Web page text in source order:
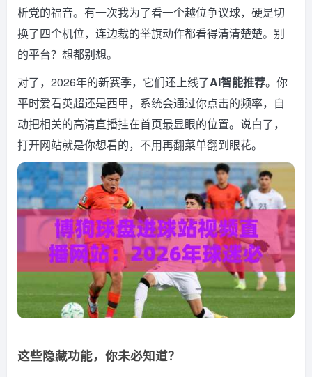
析党的福音。有一次我为了看一个越位争议球，硬是切
换了四个机位，连边裁的举旗动作都看得清清楚楚。别
的平台？想都别想。
对了，2026年的新赛季，它们还上线了AI智能推荐。你
平时爱看英超还是西甲，系统会通过你点击的频率，自
动把相关的高清直播挂在首页最显眼的位置。说白了，
打开网站就是你想看的，不用再翻菜单翻到眼花。
这些隐藏功能，你未必知道？